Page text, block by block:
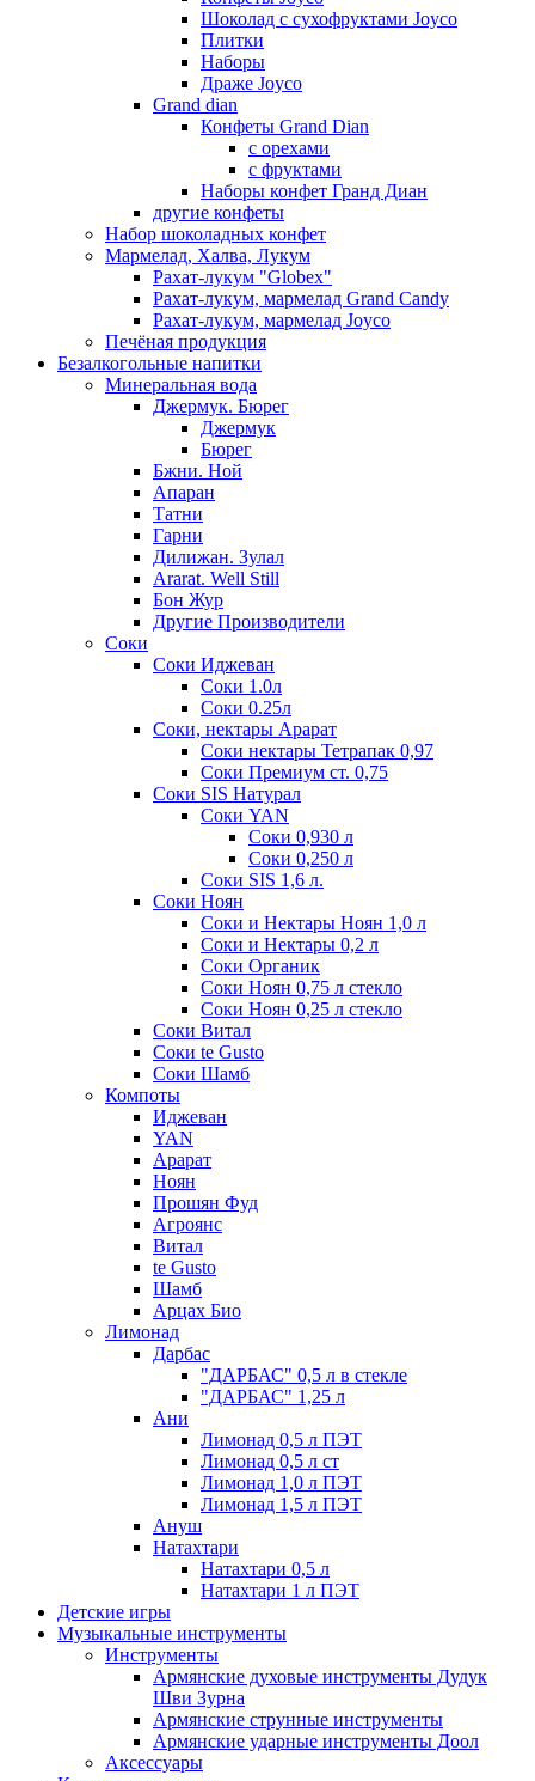
Шоколад с сухофруктами Joyco
Плитки
Наборы
Драже Joyco
Grand dian
Конфеты Grand Dian
с орехами
с фруктами
Наборы конфет Гранд Диан
другие конфеты
Набор шоколадных конфет
Мармелад, Халва, Лукум
Рахат-лукум "Globex"
Рахат-лукум, мармелад Grand Candy
Рахат-лукум, мармелад Joyco
Печёная продукция
Безалкогольные напитки
Минеральная вода
Джермук. Бюрег
Джермук
Бюрег
Бжни. Ной
Апаран
Татни
Гарни
Дилижан. Зулал
Ararat. Well Still
Бон Жур
Другие Производители
Соки
Соки Иджеван
Соки 1.0л
Соки 0.25л
Соки, нектары Арарат
Соки нектары Тетрапак 0,97
Соки Премиум ст. 0,75
Соки SIS Натурал
Соки YAN
Соки 0,930 л
Соки 0,250 л
Соки SIS 1,6 л.
Соки Ноян
Соки и Нектары Ноян 1,0 л
Соки и Нектары 0,2 л
Соки Органик
Соки Ноян 0,75 л стекло
Соки Ноян 0,25 л стекло
Соки Витал
Соки te Gusto
Соки Шамб
Компоты
Иджеван
YAN
Арарат
Ноян
Прошян Фуд
Агроянс
Витал
te Gusto
Шамб
Арцах Био
Лимонад
Дарбас
"ДАРБАС" 0,5 л в стекле
"ДАРБАС" 1,25 л
Ани
Лимонад 0,5 л ПЭТ
Лимонад 0,5 л ст
Лимонад 1,0 л ПЭТ
Лимонад 1,5 л ПЭТ
Ануш
Натахтари
Натахтари 0,5 л
Натахтари 1 л ПЭТ
Детские игры
Музыкальные инструменты
Инструменты
Армянские духовые инструменты Дудук
Шви Зурна
Армянские струнные инструменты
Армянские ударные инструменты Доол
Аксессуары